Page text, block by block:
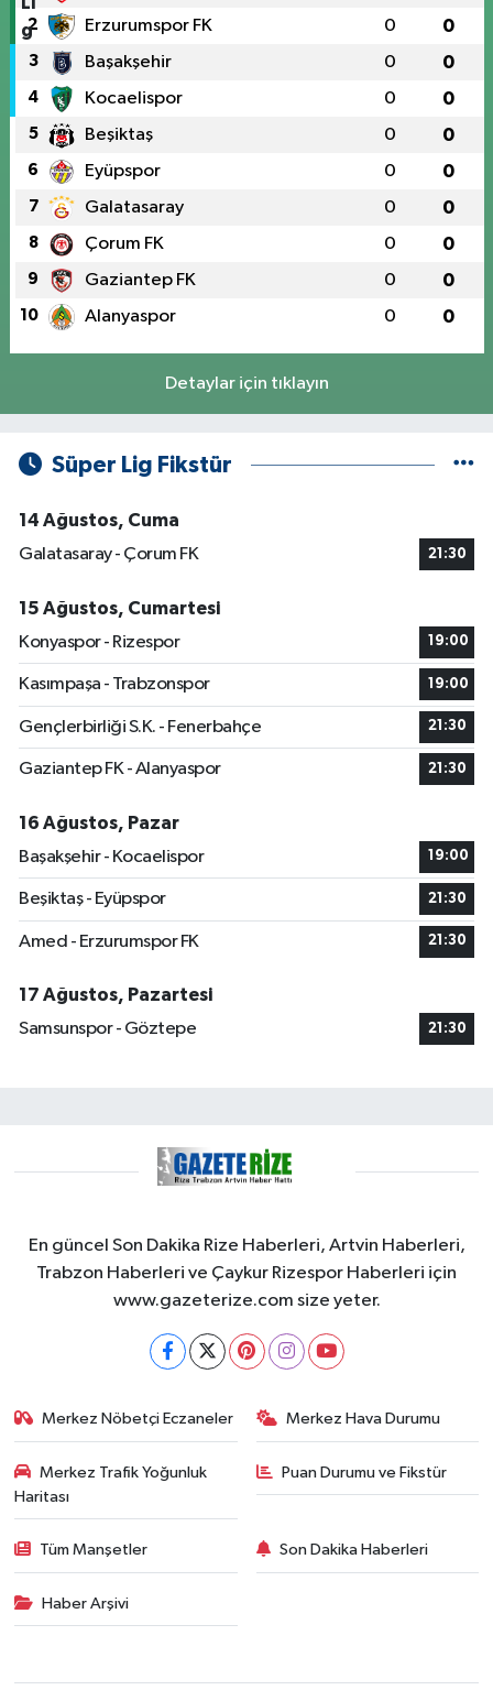
2 Erzurumspor FK 0 0
3 Başakşehir 0 0
4 Kocaelispor 0 0
5 Beşiktaş 0 0
6 Eyüpspor 0 0
7 Galatasaray 0 0
8 Çorum FK 0 0
9 Gaziantep FK 0 0
10 Alanyaspor 0 0
Detaylar için tıklayın
Süper Lig Fikstür
14 Ağustos, Cuma
Galatasaray - Çorum FK
21:30
15 Ağustos, Cumartesi
Konyaspor - Rizespor
19:00
Kasımpaşa - Trabzonspor 19:00
Gençlerbirliği S.K. - Fenerbahçe 21:30
Gaziantep FK - Alanyaspor 21:30
16 Ağustos, Pazar
Başakşehir - Kocaelispor
19:00
Beşiktaş - Eyüpspor 21:30
Amed - Erzurumspor FK 21:30
17 Ağustos, Pazartesi
Samsunspor - Göztepe
21:30
En güncel Son Dakika Rize Haberleri, Artvin Haberleri,
Trabzon Haberleri ve Çaykur Rizespor Haberleri için
www.gazeterize.com size yeter.
Merkez Nöbetçi Eczaneler Merkez Hava Durumu
Merkez Trafik Yoğunluk
Haritası
Puan Durumu ve Fikstür
Tüm Manşetler Son Dakika Haberleri
Haber Arşivi